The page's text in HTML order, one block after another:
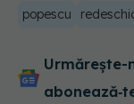
popescu
Urmărește-